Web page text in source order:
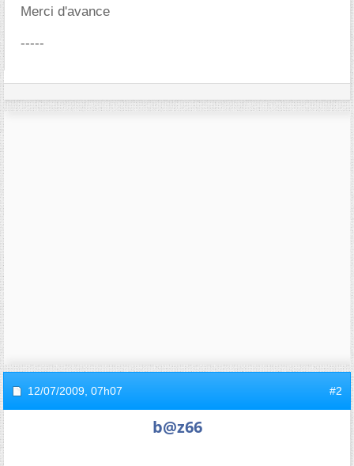
Merci d'avance
-----
12/07/2009, 07h07 #2
b@z66